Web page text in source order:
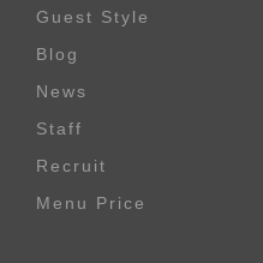
Guest Style
Blog
News
Staff
Recruit
Menu Price